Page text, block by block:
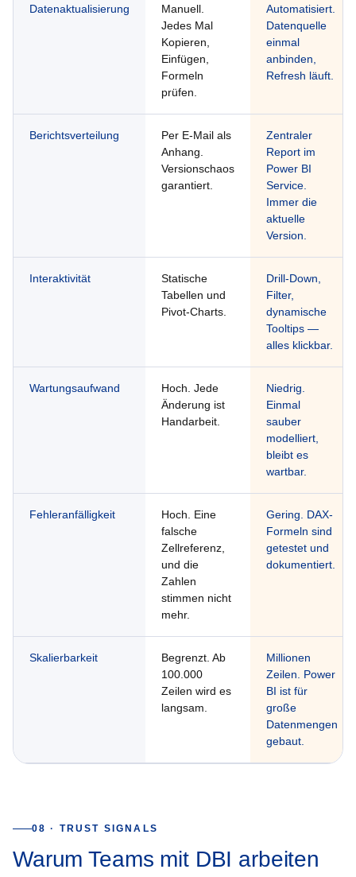
Datenaktualisierung
Manuell.
Jedes Mal
Kopieren,
Einfügen,
Formeln
prüfen.
Automatisiert.
Datenquelle
einmal
anbinden,
Refresh läuft.
Berichtsverteilung
Per E-Mail als
Anhang.
Versionschaos
garantiert.
Zentraler
Report im
Power BI
Service.
Immer die
aktuelle
Version.
Interaktivität
Statische
Tabellen und
Pivot-Charts.
Drill-Down,
Filter,
dynamische
Tooltips —
alles klickbar.
Wartungsaufwand
Hoch. Jede
Änderung ist
Handarbeit.
Niedrig.
Einmal
sauber
modelliert,
bleibt es
wartbar.
Fehleranfälligkeit
Hoch. Eine
falsche
Zellreferenz,
und die
Zahlen
stimmen nicht
mehr.
Gering. DAX-
Formeln sind
getestet und
dokumentiert.
Skalierbarkeit
Begrenzt. Ab
100.000
Zeilen wird es
langsam.
Millionen
Zeilen. Power
BI ist für
große
Datenmengen
gebaut.
08 · TRUST SIGNALS
Warum Teams mit DBI arbeiten